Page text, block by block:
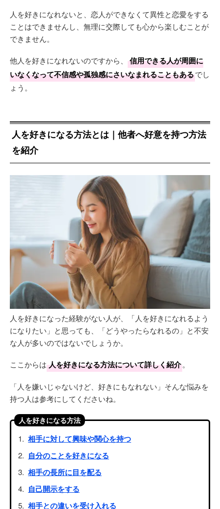
人を好きになれないと、恋人ができなくて異性と恋愛をする
ことはできませんし、無理に交際しても心から楽しむことが
できません。
他人を好きになれないのですから、
信用できる人が周囲に
いなくなって不信感や孤独感にさいなまれることもあるでし
ょう。
人を好きになる方法とは｜他者へ好意を持つ方法
を紹介
人を好きになった経験がない人が、「人を好きになれるよう
になりたい」と思っても、「どうやったらなれるの」と不安
な人が多いのではないでしょうか。
ここからは 人を好きになる方法について詳しく紹介。
「人を嫌いじゃないけど、好きにもなれない」そんな悩みを
持つ人は参考にしてくださいね。
人を好きになる方法
相手に対して興味や関心を持つ
自分のことを好きになる
相手の長所に目を配る
自己開示をする
相手との違いを受け入れる